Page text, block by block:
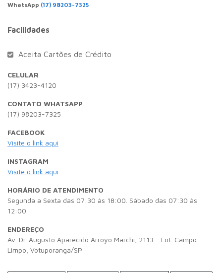
WhatsApp (17) 98203-7325
Facilidades
Aceita Cartões de Crédito
CELULAR
(17) 3423-4120
CONTATO WHATSAPP
(17) 98203-7325
FACEBOOK
Visite o link aqui
INSTAGRAM
Visite o link aqui
HORÁRIO DE ATENDIMENTO
Segunda a Sexta das 07:30 às 18:00. Sábado das 07:30 às
12:00
ENDEREÇO
Av. Dr. Augusto Aparecido Arroyo Marchi, 2113 - Lot. Campo
Limpo, Votuporanga/SP